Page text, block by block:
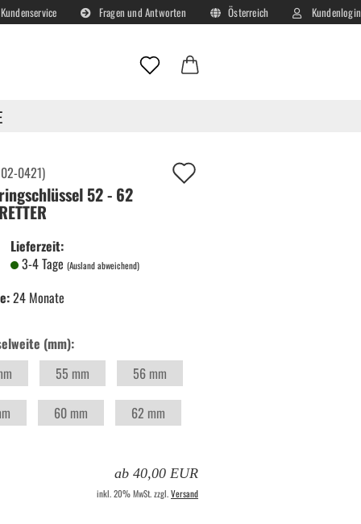
Kundenservice Fragen und Antworten Österreich Kundenlogin
02-0421)
52 - 62
Lieferzeit:
3-4 Tage (Ausland abweichend)
24 Monate
(mm):
55 mm 56 mm
60 mm 62 mm
ab 40,00 EUR
inkl. 20% MwSt. zzgl.Versand